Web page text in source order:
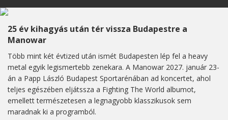
25 év kihagyás után tér vissza Budapestre a
Manowar
Több mint két évtized után ismét Budapesten lép fel a heavy
metal egyik legismertebb zenekara. A Manowar 2027. január 23-
án a Papp László Budapest Sportarénában ad koncertet, ahol
teljes egészében eljátssza a Fighting The World albumot,
emellett természetesen a legnagyobb klasszikusok sem
maradnak ki a programból.